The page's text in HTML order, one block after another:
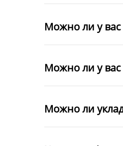
Можно ли у
Можно ли у вас
Можно ли